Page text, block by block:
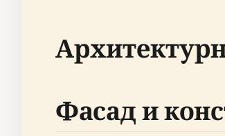
Фасад и